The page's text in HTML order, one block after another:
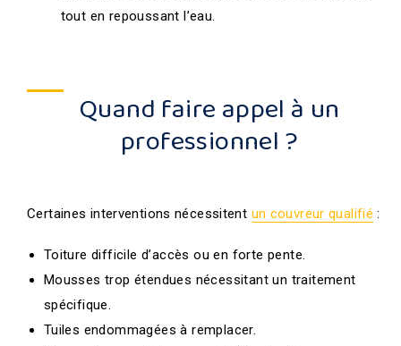
tout en repoussant l’eau.
Quand faire appel à un
professionnel ?
Certaines interventions nécessitent un couvreur qualifié :
Toiture difficile d’accès ou en forte pente.
Mousses trop étendues nécessitant un traitement
spécifique.
Tuiles endommagées à remplacer.